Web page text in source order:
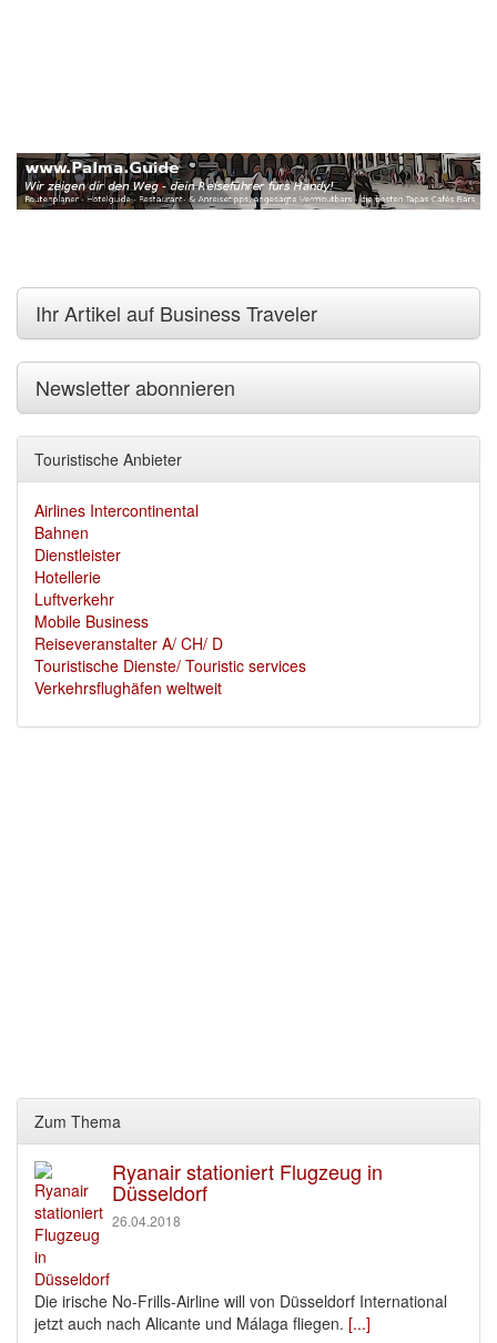
Ihr Artikel auf Business Traveler
Newsletter abonnieren
Touristische Anbieter
Airlines Intercontinental
Bahnen
Dienstleister
Hotellerie
Luftverkehr
Mobile Business
Reiseveranstalter A/ CH/ D
Touristische Dienste/ Touristic services
Verkehrsflughäfen weltweit
Zum Thema
Ryanair stationiert Flugzeug in
Düsseldorf
26.04.2018
Die irische No-Frills-Airline will von Düsseldorf International
jetzt auch nach Alicante und Málaga fliegen. [...]